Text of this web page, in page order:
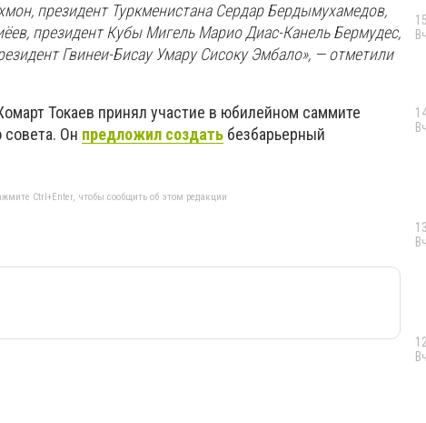
президент Туркменистана Сердар Бердымухамедов,
президент Кубы Мигель Марио Диас-Канель Бермудес,
Гвинеи-Бисау Умару Сисоку Эмбало», — отметили
Токаев принял участие в юбилейном саммите
совета. Он предложил создать безбарьерный
Ctrl+Enter, чтобы сообщить об этом редакции